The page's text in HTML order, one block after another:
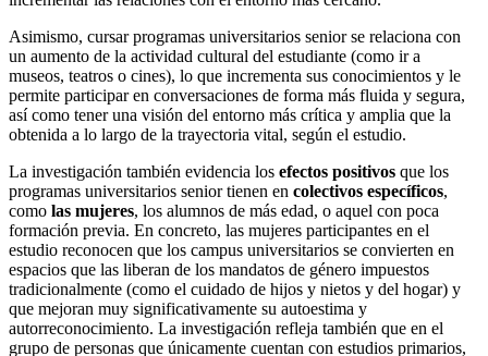
Asimismo, cursar programas universitarios senior se relaciona con
un aumento de la actividad cultural del estudiante (como ir a
museos, teatros o cines), lo que incrementa sus conocimientos y le
permite participar en conversaciones de forma más fluida y segura,
así como tener una visión del entorno más crítica y amplia que la
obtenida a lo largo de la trayectoria vital, según el estudio.
La investigación también evidencia los efectos positivos que los
programas universitarios senior tienen en colectivos específicos,
como las mujeres, los alumnos de más edad, o aquel con poca
formación previa. En concreto, las mujeres participantes en el
estudio reconocen que los campus universitarios se convierten en
espacios que las liberan de los mandatos de género impuestos
tradicionalmente (como el cuidado de hijos y nietos y del hogar) y
que mejoran muy significativamente su autoestima y
autorreconocimiento. La investigación refleja también que en el
grupo de personas que únicamente cuentan con estudios primarios,